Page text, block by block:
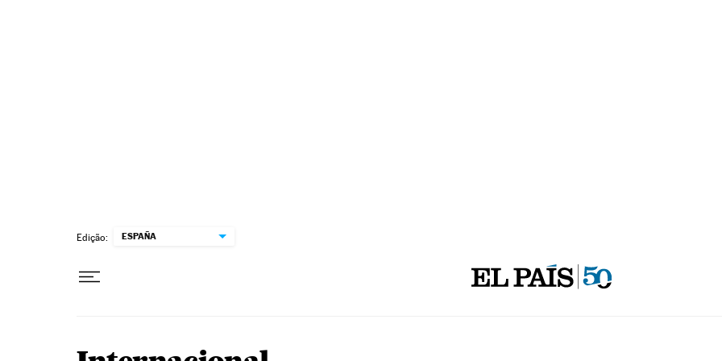
Edição: ESPAÑA